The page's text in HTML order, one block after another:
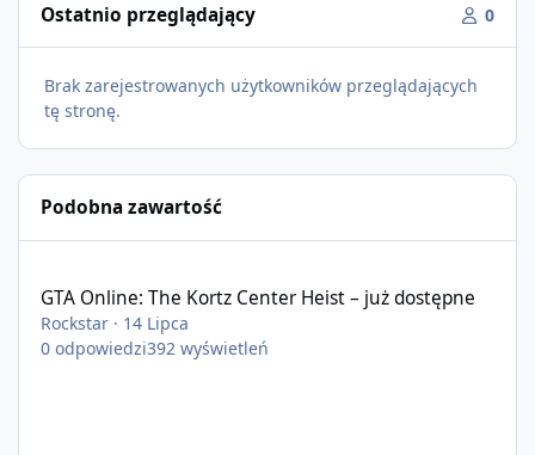
Ostatnio przeglądający 0
Brak zarejestrowanych użytkowników przeglądających
tę stronę.
Podobna zawartość
GTA Online: The Kortz Center Heist – już dostępne
Rockstar · 14 Lipca
0 odpowiedzi392 wyświetleń